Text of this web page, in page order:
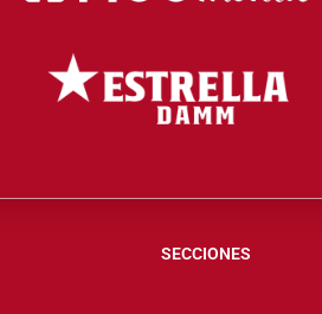
SECCIONES